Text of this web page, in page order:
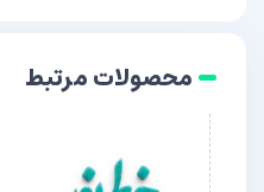
محصولات مرتبط